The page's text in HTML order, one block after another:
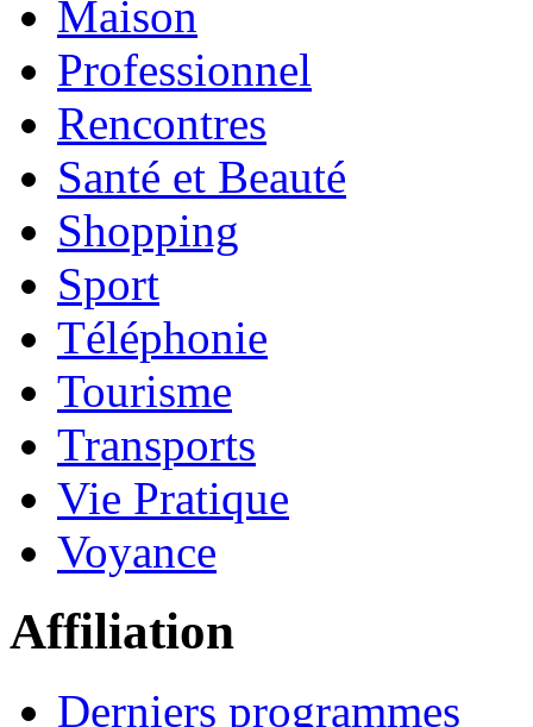
Maison
Professionnel
Rencontres
Santé et Beauté
Shopping
Sport
Téléphonie
Tourisme
Transports
Vie Pratique
Voyance
Affiliation
Derniers programmes